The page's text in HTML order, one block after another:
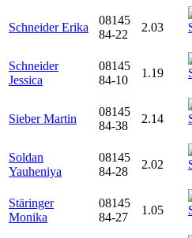
Schneider Erika
08145
84-22
2.03
Schneider
Jessica
08145
84-10
1.19
Sieber Martin
08145
84-38
2.14
Soldan
Yauheniya
08145
84-28
2.02
Stäringer
Monika
08145
84-27
1.05